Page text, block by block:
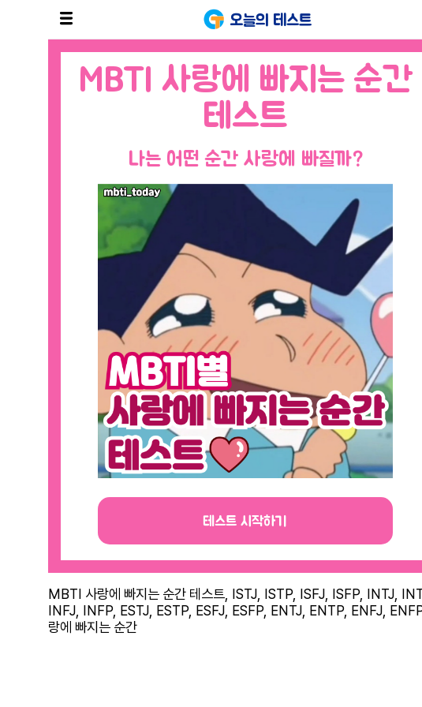
오늘의 테스트
MBTI 사랑에 빠지는 순간
테스트
나는 어떤 순간 사랑에 빠질까?
테스트 시작하기
MBTI 사랑에 빠지는 순간 테스트, ISTJ, ISTP, ISFJ, ISFP, INTJ,
INFJ, INFP, ESTJ, ESTP, ESFJ, ESFP, ENTJ, ENTP, ENFJ,
랑에 빠지는 순간